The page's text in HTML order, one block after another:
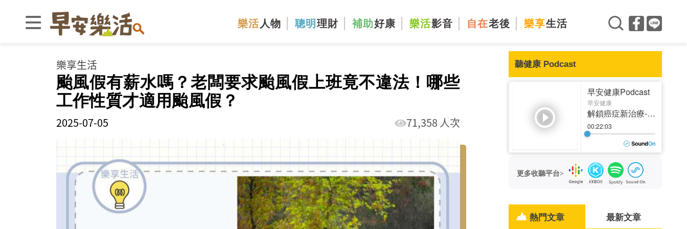
樂活 人物 聰明 理財 補助好康 樂活影音 自在老後 樂享生活
樂享生活
颱風假有薪水嗎？老闆要求颱風假上班竟不違法！哪些
工作性質才適用颱風假？
2025-07-05 71,358 人次
聽健康 Podcast
更多收聽平台>
熱門文章 最新文章